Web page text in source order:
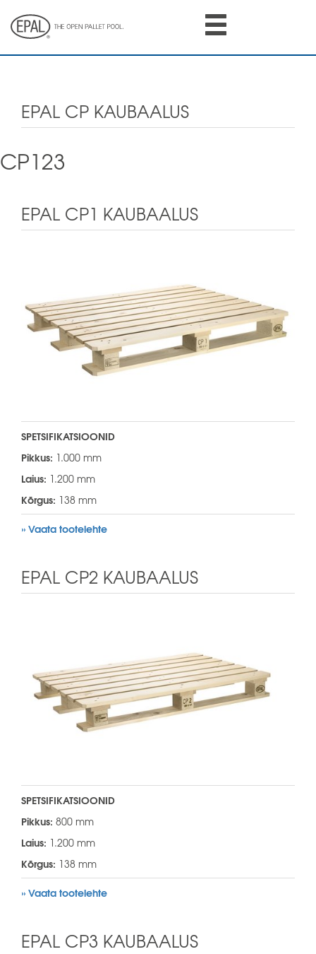
main
EPAL CP KAUBAALUS
CP123
EPAL CP1 KAUBAALUS
SPETSIFIKATSIOONID
Pikkus: 1.000 mm
Laius: 1.200 mm
Kõrgus: 138 mm
» Vaata tootelehte
EPAL CP2 KAUBAALUS
SPETSIFIKATSIOONID
Pikkus: 800 mm
Laius: 1.200 mm
Kõrgus: 138 mm
» Vaata tootelehte
EPAL CP3 KAUBAALUS